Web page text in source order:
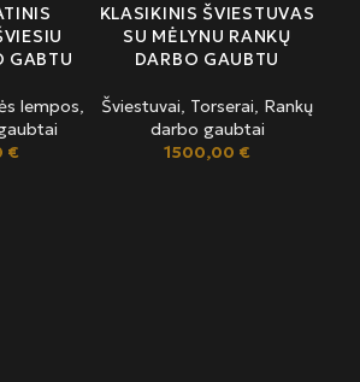
GABTU
lempos,
€
KLASIKINIS ŠVIESTUVAS
SU MĖLYNU RANKŲ
DARBO GAUBTU
Šviestuvai, Torserai, Rankų
darbo gaubtai
1500,00 €